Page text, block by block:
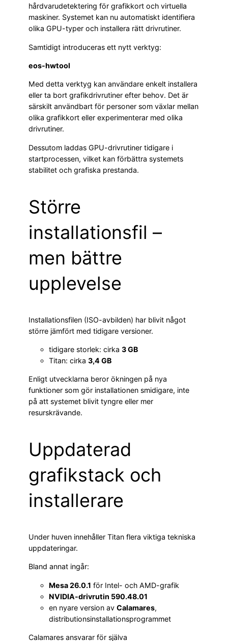
hårdvarudetektering för grafikkort och virtuella
maskiner. Systemet kan nu automatiskt identifiera
olika GPU-typer och installera rätt drivrutiner.
Samtidigt introduceras ett nytt verktyg:
eos-hwtool
Med detta verktyg kan användare enkelt installera
eller ta bort grafikdrivrutiner efter behov. Det är
särskilt användbart för personer som växlar mellan
olika grafikkort eller experimenterar med olika
drivrutiner.
Dessutom laddas GPU-drivrutiner tidigare i
startprocessen, vilket kan förbättra systemets
stabilitet och grafiska prestanda.
Större
installationsfil –
men bättre
upplevelse
Installationsfilen (ISO-avbilden) har blivit något
större jämfört med tidigare versioner.
tidigare storlek: cirka 3 GB
Titan: cirka 3,4 GB
Enligt utvecklarna beror ökningen på nya
funktioner som gör installationen smidigare, inte
på att systemet blivit tyngre eller mer
resurskrävande.
Uppdaterad
grafikstack och
installerare
Under huven innehåller Titan flera viktiga tekniska
uppdateringar.
Bland annat ingår:
Mesa 26.0.1 för Intel- och AMD-grafik
NVIDIA-drivrutin 590.48.01
en nyare version av Calamares,
distributionsinstallationsprogrammet
Calamares ansvarar för själva